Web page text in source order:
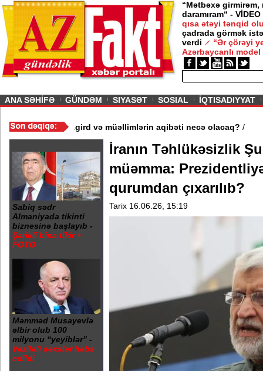
“Mətbəxə girmirəm,
daramıram“ - VİDEO
qısa ətəyi tənqid
çadrada görmək
verdi
“Ər çörəyi
Azərbaycanlı model
ANA SƏHİFƏ GÜNDƏM SIYASƏT SOSIAL İQTISADIYYAT
3 məktəb bağlandı - Şagird və müəllimlərin aqibəti necə
Sabiq sədr
Almaniyada tikinti
biznesinə başlayıb -
Şərikli bina tikir +
FOTO
Məmməd Musayevlə
əlbir olub 100
milyonu “yeyiblər” -
Vəzifəli şəxslər həbs
edildi
İranın Təhlükəsizlik
müəmma:
qurumdan çıxarılıb?
Tarix 16.06.26, 15:19